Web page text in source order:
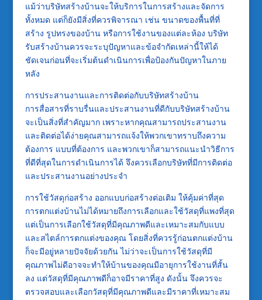
แม้ว่าบริษัทสร้างบ้านจะให้บริการในการสร้างและจัดการ
ทั้งหมด แต่ก็ยังมีสิ่งที่ควรพิจารณา เช่น ขนาดของพื้นที่ที่
สร้าง รูปทรงของบ้าน หรือการใช้งานของแต่ละห้อง บริษัท
รับสร้างบ้านควรจะระบุปัญหาและข้อจำกัดเหล่านี้ให้ได้
ชัดเจนก่อนที่จะเริ่มต้นดำเนินการเพื่อป้องกันปัญหาในภาย
หลัง
การประสานงานและการติดต่อกับบริษัทสร้างบ้าน
การสื่อสารที่ราบรื่นและประสานงานที่ดีกับบริษัทสร้างบ้าน
จะเป็นสิ่งที่สำคัญมาก เพราะหากคุณสามารถประสานงาน
และติดต่อได้ง่ายคุณสามารถแจ้งให้พวกเขาทราบถึงความ
ต้องการ แบบที่ต้องการ และพวกเขาก็สามารถแนะนำวิธีการ
ที่ดีที่สุดในการดำเนินการได้ จึงควรเลือกบริษัทที่มีการติดต่อ
และประสานงานอย่างประจำ
การใช้วัสดุก่อสร้าง ออกแบบก่อสร้างต่อเติม ให้คุ้มค่าที่สุด
การตกแต่งบ้านไม่ได้หมายถึงการเลือกและใช้วัสดุที่แพงที่สุด
แต่เป็นการเลือกใช้วัสดุที่มีคุณภาพดีและเหมาะสมกับแบบ
และสไตล์การตกแต่งของคุณ โดยสิ่งที่ควรรู้ก่อนตกแต่งบ้าน
ก็จะมีอยู่หลายปัจจัยด้วยกัน ไม่ว่าจะเป็นการใช้วัสดุที่มี
คุณภาพไม่ดีอาจจะทำให้บ้านของคุณมีอายุการใช้งานที่สั้น
ลง แต่วัสดุที่มีคุณภาพดีก็อาจมีราคาที่สูง ดังนั้น จึงควรจะ
ตรวจสอบและเลือกวัสดุที่มีคุณภาพดีและมีราคาที่เหมาะสม